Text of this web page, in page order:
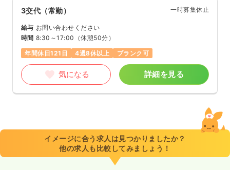
3交代（常勤） 一時募集休止
給与 お問い合わせください
時間 8:30～17:00 （休憩50分）
年間休日121日
4週8休以上 ブランク可
気になる 詳細を見る
イメージに合う求人は見つかりましたか？
他の求人も比較してみましょう！